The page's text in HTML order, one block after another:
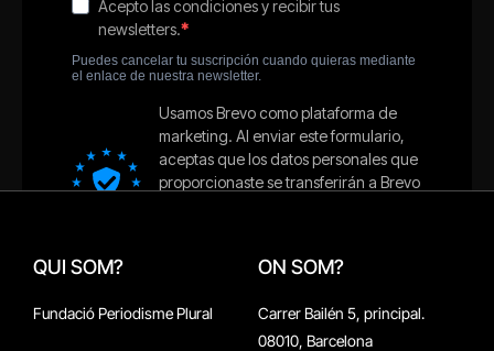
QUI SOM?
Fundació Periodisme Plural
ON SOM?
Carrer Bailén 5, principal.
08010, Barcelona